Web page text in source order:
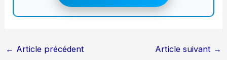
← Article précédent Article suivant →